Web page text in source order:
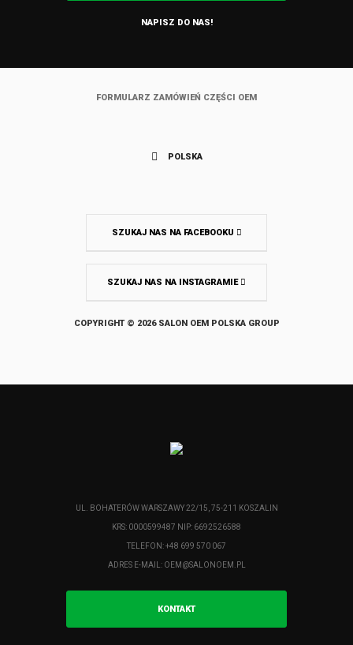
NAPISZ DO NAS!
FORMULARZ ZAMÓWIEŃ CZĘŚCI OEM
POLSKA
SZUKAJ NAS NA FACEBOOKU
SZUKAJ NAS NA INSTAGRAMIE
COPYRIGHT © 2026 SALON OEM POLSKA GROUP
UL. BOHATERÓW WARSZAWY 22/15, 75-211 KOSZALIN
KRS: 0000599487 NIP: 6692526588
TELEFON: +48 699 570 067
ADRES E-MAIL: OEM@SALONOEM.PL
KONTAKT